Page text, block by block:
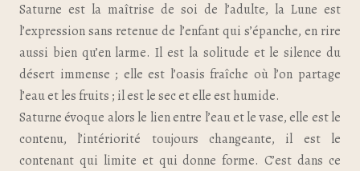
Saturne est la maîtrise de soi de l’adulte, la Lune est
l’expression sans retenue de l’enfant qui s’épanche, en rire
aussi bien qu’en larme. Il est la solitude et le silence du
désert immense ; elle est l’oasis fraîche où l’on partage
l’eau et les fruits ; il est le sec et elle est humide.
Saturne évoque alors le lien entre l’eau et le vase, elle est le
contenu, l’intériorité toujours changeante, il est le
contenant qui limite et qui donne forme. C’est dans ce